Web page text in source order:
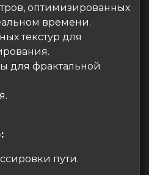
оптимизированных
времени.
текстур для
для фрактальной
пути.